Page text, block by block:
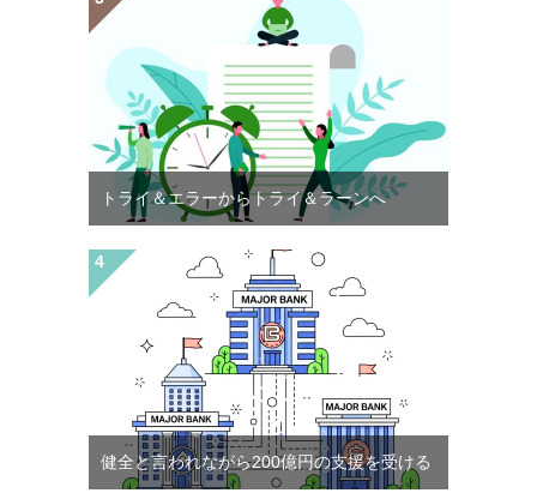
トライ＆エラーからトライ＆ラーンへ
健全と言われながら200億円の支援を受ける